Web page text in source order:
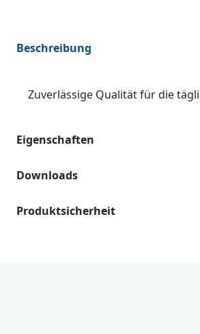
Beschreibung
Zuverlässige Qualität für die
Eigenschaften
Downloads
Produktsicherheit